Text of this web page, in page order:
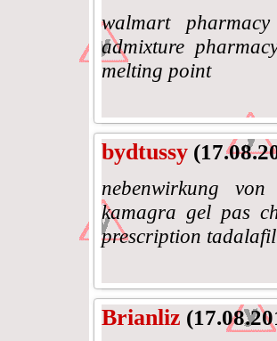
walmart
admixture
melting point
bydtussy
nebenwirkung
kamagra gel pas
prescription
Brianliz